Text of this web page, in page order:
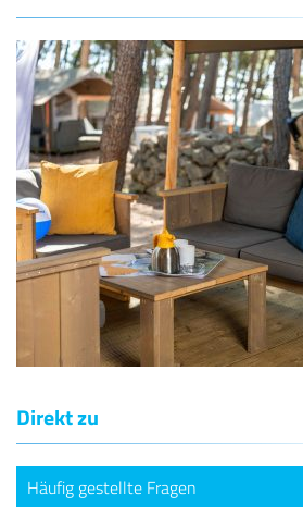
Direkt zu
Häufig gestellte Fragen